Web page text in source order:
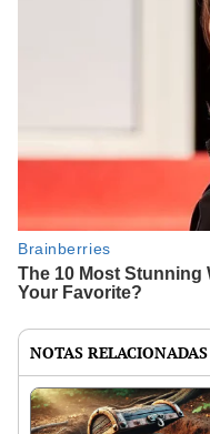
NOTAS RELACIONADAS